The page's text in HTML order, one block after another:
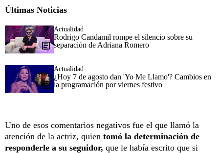
Últimas Noticias
Actualidad
Rodrigo Candamil rompe el silencio sobre su
separación de Adriana Romero
Actualidad
¿Hoy 7 de agosto dan 'Yo Me Llamo'? Cambios en
la programación por viernes festivo
Uno de esos comentarios negativos fue el que llamó la
atención de la actriz, quien tomó la determinación de
responderle a su seguidor, que le había escrito que si